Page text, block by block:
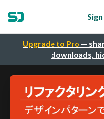
Upgrade to Pro —
downloads,
Sign